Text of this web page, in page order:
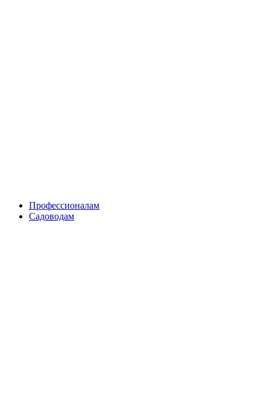
Профессионалам
Садоводам